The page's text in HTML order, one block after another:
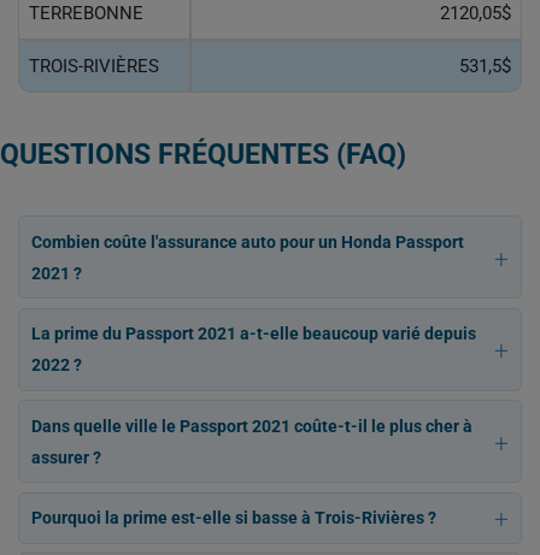
TERREBONNE 2120,05$
TROIS-RIVIÈRES 531,5$
QUESTIONS FRÉQUENTES (FAQ)
Combien coûte l'assurance auto pour un Honda Passport
2021 ?
La prime du Passport 2021 a-t-elle beaucoup varié depuis
2022 ?
Dans quelle ville le Passport 2021 coûte-t-il le plus cher à
assurer ?
Pourquoi la prime est-elle si basse à Trois-Rivières ?